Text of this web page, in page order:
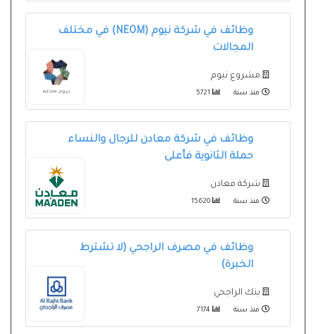
وظائف في شركة نيوم (NEOM) في مختلف
المجالات
مشروع نيوم
منذ سنة
وظائف في شركة معادن للرجال والنساء
حملة الثانوية فأعلى
شركة معادن
منذ سنة
وظائف في مصرف الراجحي (لا تشترط
الخبرة)
بنك الراجحي
منذ سنة